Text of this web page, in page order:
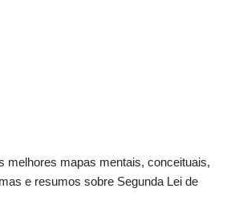
melhores mapas mentais, conceituais,
e resumos sobre Segunda Lei de